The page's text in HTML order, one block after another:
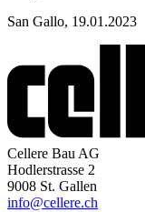
San Gallo, 19.01.2023
Cellere Bau AG
Hodlerstrasse 2
9008 St. Gallen
info@cellere.ch